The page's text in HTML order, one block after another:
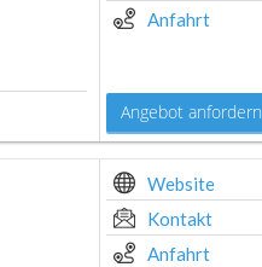
Anfahrt
Angebot anfordern
Website
Kontakt
Anfahrt